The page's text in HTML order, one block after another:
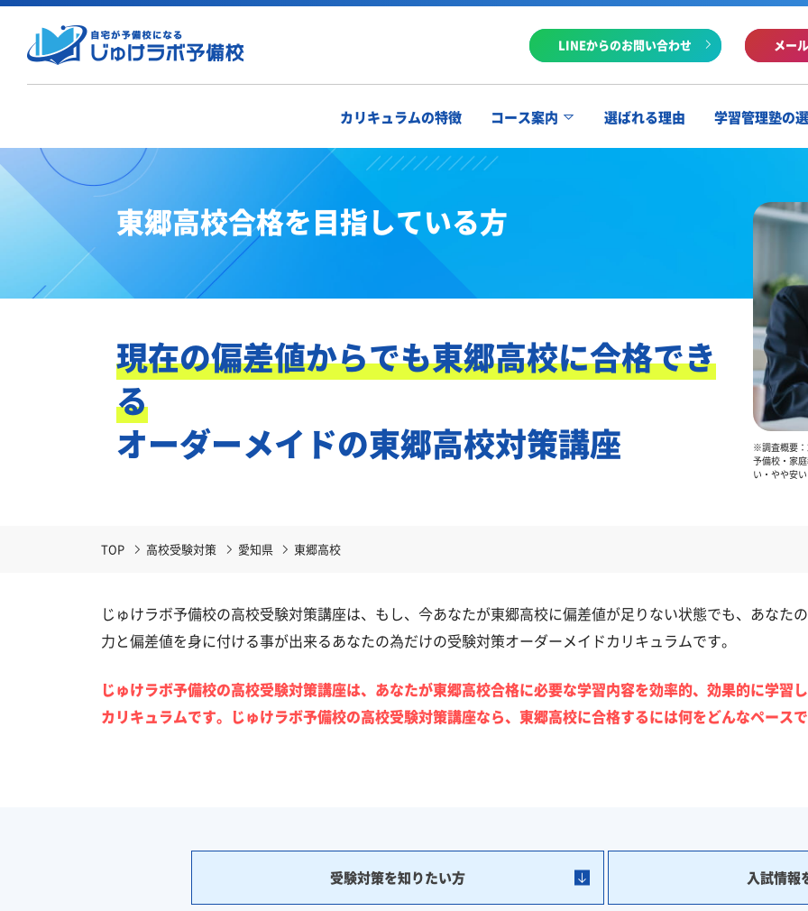
LINEからのお問い合わせ メー
カリキュラムの特徴 コース案内 選ばれる理由 学習管理塾の
東郷高校合格を目指している方
現在の偏差値からでも東郷高校に合格でき
る
オーダーメイドの東郷高校対策講座
※調査概要
予備校・家
い・やや安
TOP 高校受験対策 愛知県 東郷高校
じゅけラボ予備校の高校受験対策講座は、もし、今あなたが東郷高校に偏差値が足りない状態でも、あなた
力と偏差値を身に付ける事が出来るあなたの為だけの受験対策オーダーメイドカリキュラムです。
じゅけラボ予備校の高校受験対策講座は、あなたが東郷高校合格に必要な学習内容を効率的、効果的に学習
カリキュラムです。じゅけラボ予備校の高校受験対策講座なら、東郷高校に合格するには何をどんなペース
受験対策を知りたい方 入試情報